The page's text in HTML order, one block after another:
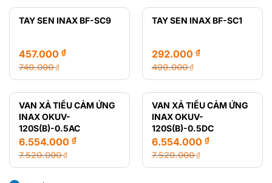
gốc
là:
hiện
tại
gốc
là:
hiện
tại
TAY SEN INAX BF-SC9
740.000₫
Giá
gốc
là:
740.000 ₫.
457.000 ₫
Giá
hiện
tại
là:
457.000 ₫.
TAY SEN INAX BF-SC1
490.000₫
Giá
gốc
là:
490.000 ₫.
292.000 ₫
Giá
hiện
tại
là:
292.000 ₫.
VAN XẢ TIỂU CẢM ỨNG
INAX OKUV-
120S(B)-0.5AC
7.520.000₫
Giá
gốc
6.554.000 ₫
Giá
hiện
VAN XẢ TIỂU CẢM ỨNG
INAX OKUV-
120S(B)-0.5DC
7.520.000₫
Giá
6.554.000 ₫
Giá